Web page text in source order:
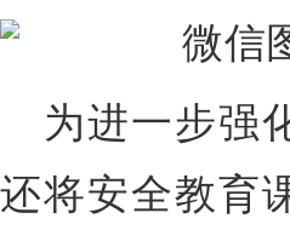
为进一步强
还将安全教育